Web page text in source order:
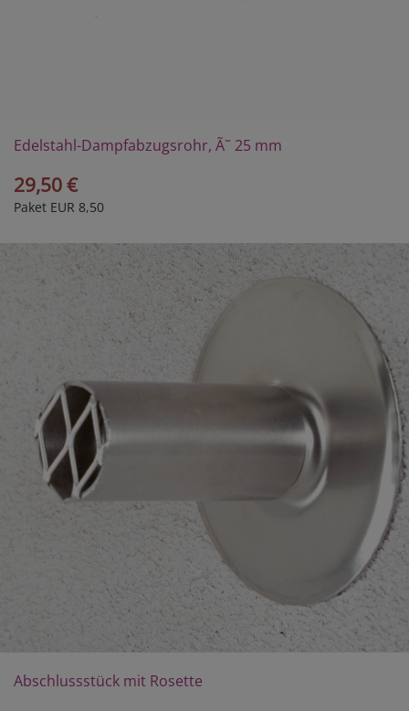
Edelstahl-Dampfabzugsrohr, Ã˜ 25 mm
29,50 €
Paket EUR 8,50
Abschlussstück mit Rosette